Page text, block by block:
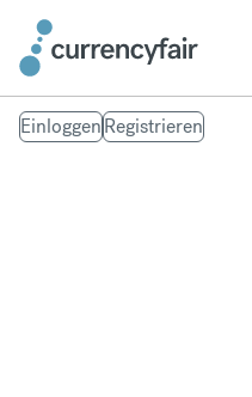
EinloggenRegistrieren